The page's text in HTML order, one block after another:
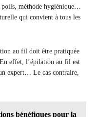
poils, méthode hygiénique…
qui convient à tous les
au fil doit être pratiquée
effet, l’épilation au fil est
expert… Le cas contraire,
bénéfiques pour la